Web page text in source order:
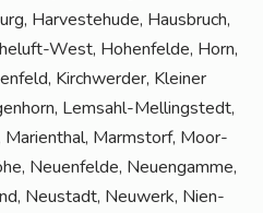
Har­ve­ste­hu­de, Haus­bruch,
West, Hohen­fel­de, Horn,
Kirch­wer­der, Klei­ner
Lem­sahl-Mel­ling­s­tedt,
Mari­en­thal, Marmstorf, Moor­
Neu­en­fel­de, Neu­en­gam­me,
Neu­stadt, Neu­werk, Nien­